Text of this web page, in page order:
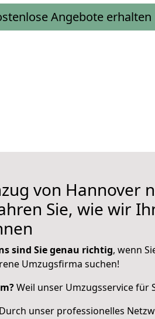
Angebote erhalten
von Hannover
Sie, wie wir
sind Sie genau richtig, wenn
Umzugsfirma suchen!
Weil unser Umzugsservice für
Durch unser professionelles